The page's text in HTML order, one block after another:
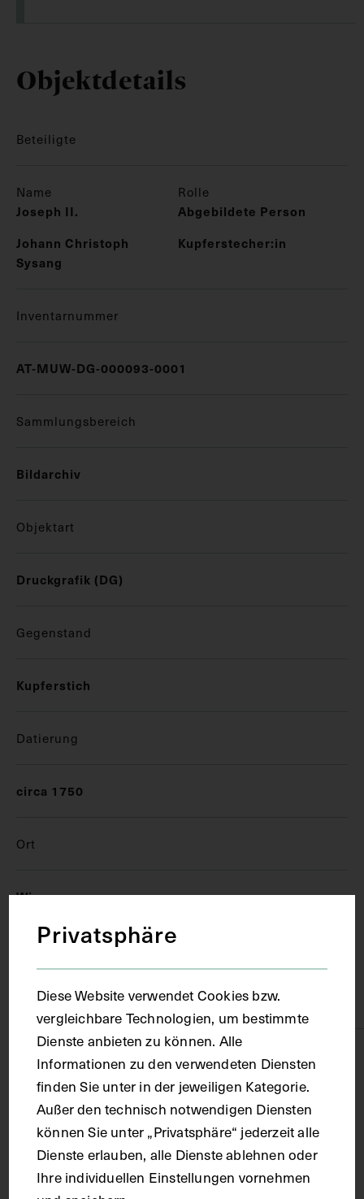
Objektdetails
Beteiligte
Name Rolle
Joseph II.
Abgebildete Person
Johann Christoph
Sysang
Kupferstecher:in
Inventarnummer
AT-MUW-DG-000093-0001
Sammlungsbereich
Bildarchiv
Objektart
Druckgrafik (DG)
Gegenstand
Kupferstich
Datierung
circa 1750
Ort
Wien
Papier
Druck
Maße
Privatsphäre
Diese Website verwendet Cookies bzw.
vergleichbare Technologien, um bestimmte
Dienste anbieten zu können. Alle
Informationen zu den verwendeten Diensten
finden Sie unter in der jeweiligen Kategorie.
Außer den technisch notwendigen Diensten
können Sie unter „Privatsphäre“ jederzeit alle
Dienste erlauben, alle Dienste ablehnen oder
Ihre individuellen Einstellungen vornehmen